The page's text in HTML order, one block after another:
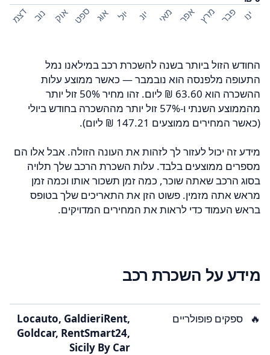
ינו פבר מרץ אפר מאי יונ יול אוג ספט אוק נוב דצמ
החודש הזול ביותר בשנה להשכרת רכב במילאנו נמל
התעופה מלפנסה הוא נובמבר — כאשר ממוצע עלות
ההשכרה הוא ‏63.60 ‏₪ ליום. זהו מחיר 50% זול יותר
מהממוצע השנתי ו-57% זול יותר מההשכרה בחודש ביולי
(כאשר המחירים ממוצעים ‏147.21 ‏₪ ליום).
מידע זה יכול לעזור לך לזהות את העונה הזולה. אבל אלו הם
מספרים ממוצעים בלבד. עלות השכרת הרכב שלך תלויה
בסוג הרכב שאתה שוכר, כמה זמן תשכור אותו וכמה זמן
מראש אתה מזמין. פשוט הזן את התאריכים שלך בטופס
בראש העמוד כדי לראות את המחירים המדויקים.
מידע על השכרת רכב
🔥 ספקים פופולריים
Locauto, GaldieriRent,
Goldcar, RentSmart24,
Sicily By Car